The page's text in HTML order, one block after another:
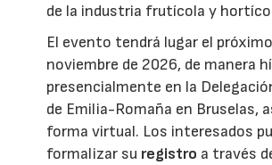
de la industria frutícola y
El evento tendrá lugar el
noviembre de 2026, de manera
presencialmente en la
de Emilia-Romaña en Bruselas,
forma virtual. Los interesados
formalizar su registro a través